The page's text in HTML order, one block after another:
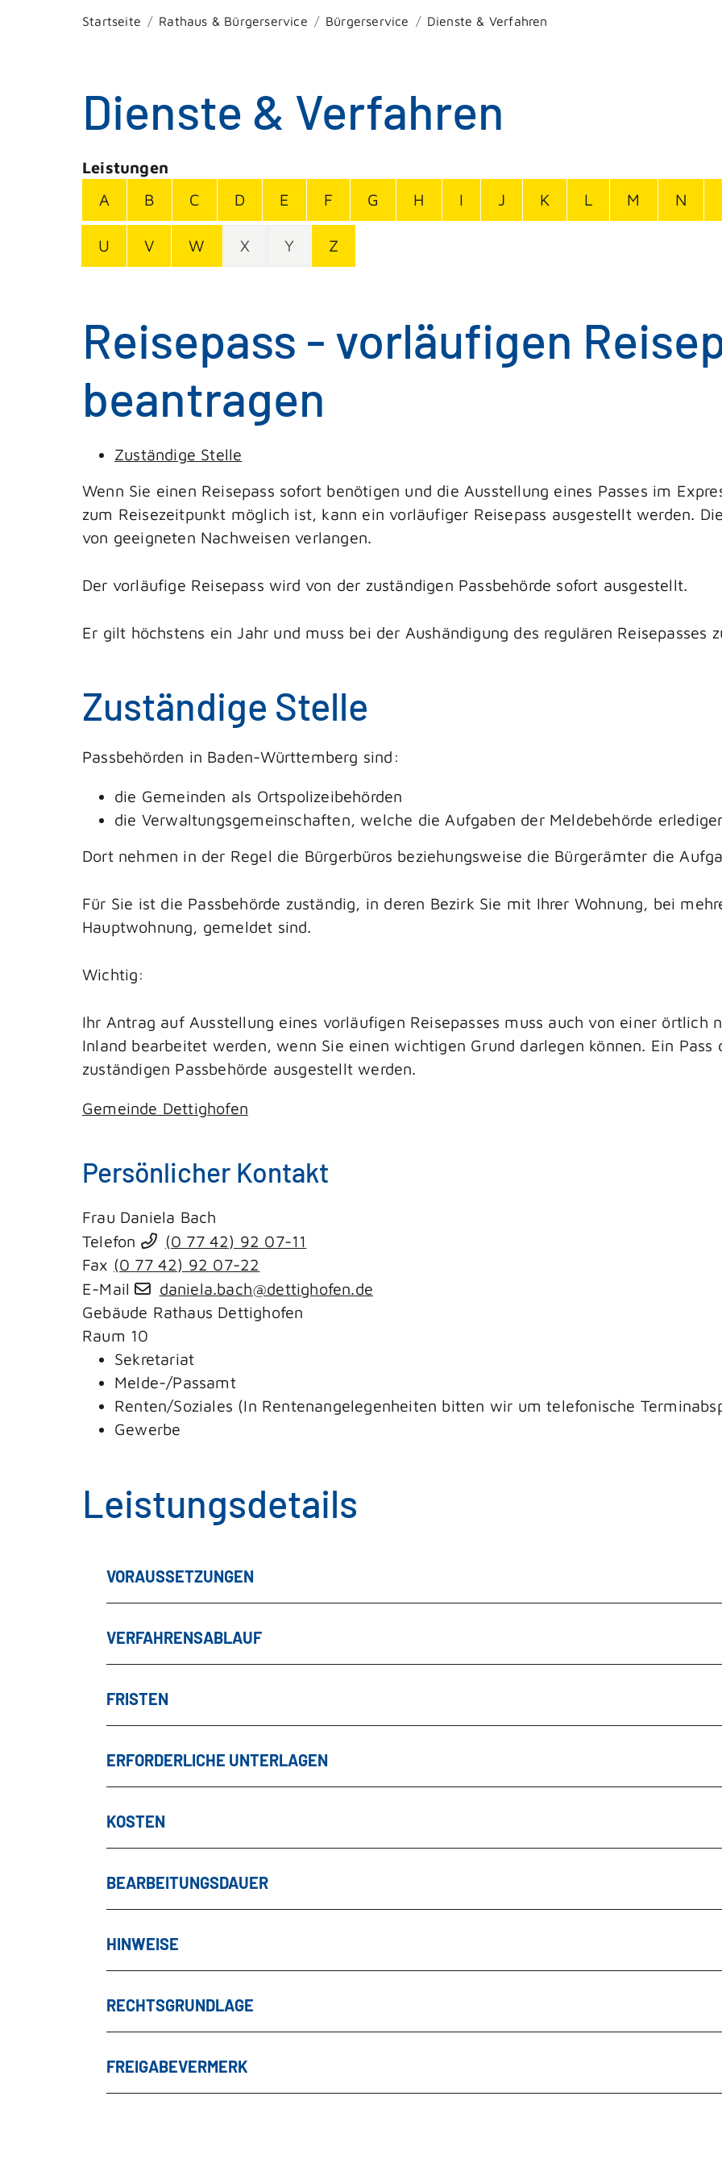
Startseite Rathaus & Bürgerservice Bürgerservice Dienste & Verfahren
Dienste & Verfahren
Leistungen
A
B C D E F G H I J K L M N
U V W X Y Z
Reisepass - vorläufigen
beantragen
Zuständige Stelle
Wenn Sie einen Reisepass sofort benötigen und die Ausstellung eines Passes im
zum Reisezeitpunkt möglich ist, kann ein vorläufiger Reisepass ausgestellt werden.
von geeigneten Nachweisen verlangen.
Der vorläufige Reisepass wird von der zuständigen Passbehörde sofort ausgestellt.
Er gilt höchstens ein Jahr und muss bei der Aushändigung des regulären Reisepasses
Zuständige Stelle
Passbehörden in Baden-Württemberg sind:
die Gemeinden als Ortspolizeibehörden
die Verwaltungsgemeinschaften, welche die Aufgaben der Meldebehörde
Dort nehmen in der Regel die Bürgerbüros beziehungsweise die Bürgerämter die
Für Sie ist die Passbehörde zuständig, in deren Bezirk Sie mit Ihrer Wohnung, bei
Hauptwohnung, gemeldet sind.
Wichtig:
Ihr Antrag auf Ausstellung eines vorläufigen Reisepasses muss auch von einer örtlich
Inland bearbeitet werden, wenn Sie einen wichtigen Grund darlegen können. Ein
zuständigen Passbehörde ausgestellt werden.
Gemeinde Dettighofen
Persönlicher Kontakt
Frau Daniela Bach
Telefon
(0 77 42) 92 07-11
Fax (0 77 42) 92 07-22
E-Mail
daniela.bach@dettighofen.de
Gebäude Rathaus Dettighofen
Raum 10
Sekretariat
Melde-/Passamt
Renten/Soziales (In Rentenangelegenheiten bitten wir um telefonische
Gewerbe
Leistungsdetails
VORAUSSETZUNGEN
VERFAHRENSABLAUF
FRISTEN
ERFORDERLICHE UNTERLAGEN
KOSTEN
BEARBEITUNGSDAUER
HINWEISE
RECHTSGRUNDLAGE
FREIGABEVERMERK